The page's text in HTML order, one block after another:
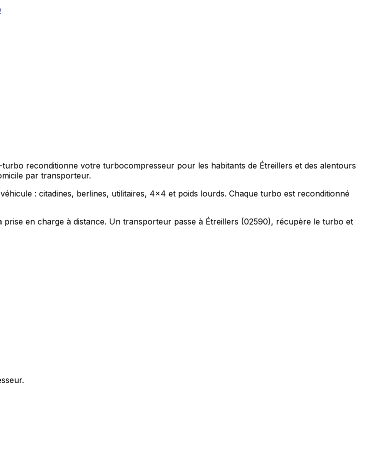
reconditionne votre turbocompresseur pour les habitants de Étreillers et des alentours
par transporteur.
: citadines, berlines, utilitaires, 4x4 et poids lourds. Chaque turbo est reconditionné
en charge à distance. Un transporteur passe à Étreillers (02590), récupère le turbo et